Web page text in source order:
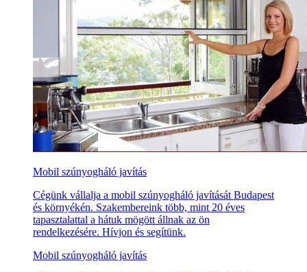
Mobil szúnyogháló javítás
Cégünk vállalja a mobil szúnyogháló javítását Budapest
és környékén. Szakembereink több, mint 20 éves
tapasztalattal a hátuk mögött állnak az ön
rendelkezésére. Hívjon és segítünk.
Mobil szúnyogháló javítás